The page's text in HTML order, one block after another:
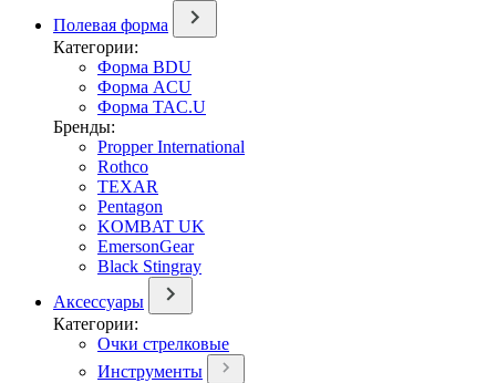
Полевая форма
Категории:
Форма BDU
Форма ACU
Форма TAC.U
Бренды:
Propper International
Rothco
TEXAR
Pentagon
KOMBAT UK
EmersonGear
Black Stingray
Аксессуары
Категории:
Очки стрелковые
Инструменты